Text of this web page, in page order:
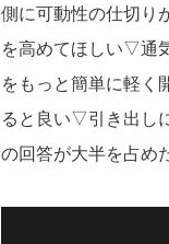
側に可動性の仕切り
を高めてほしい▽通
をもっと簡単に軽く
ると良い▽引き出し
の回答が大半を占め